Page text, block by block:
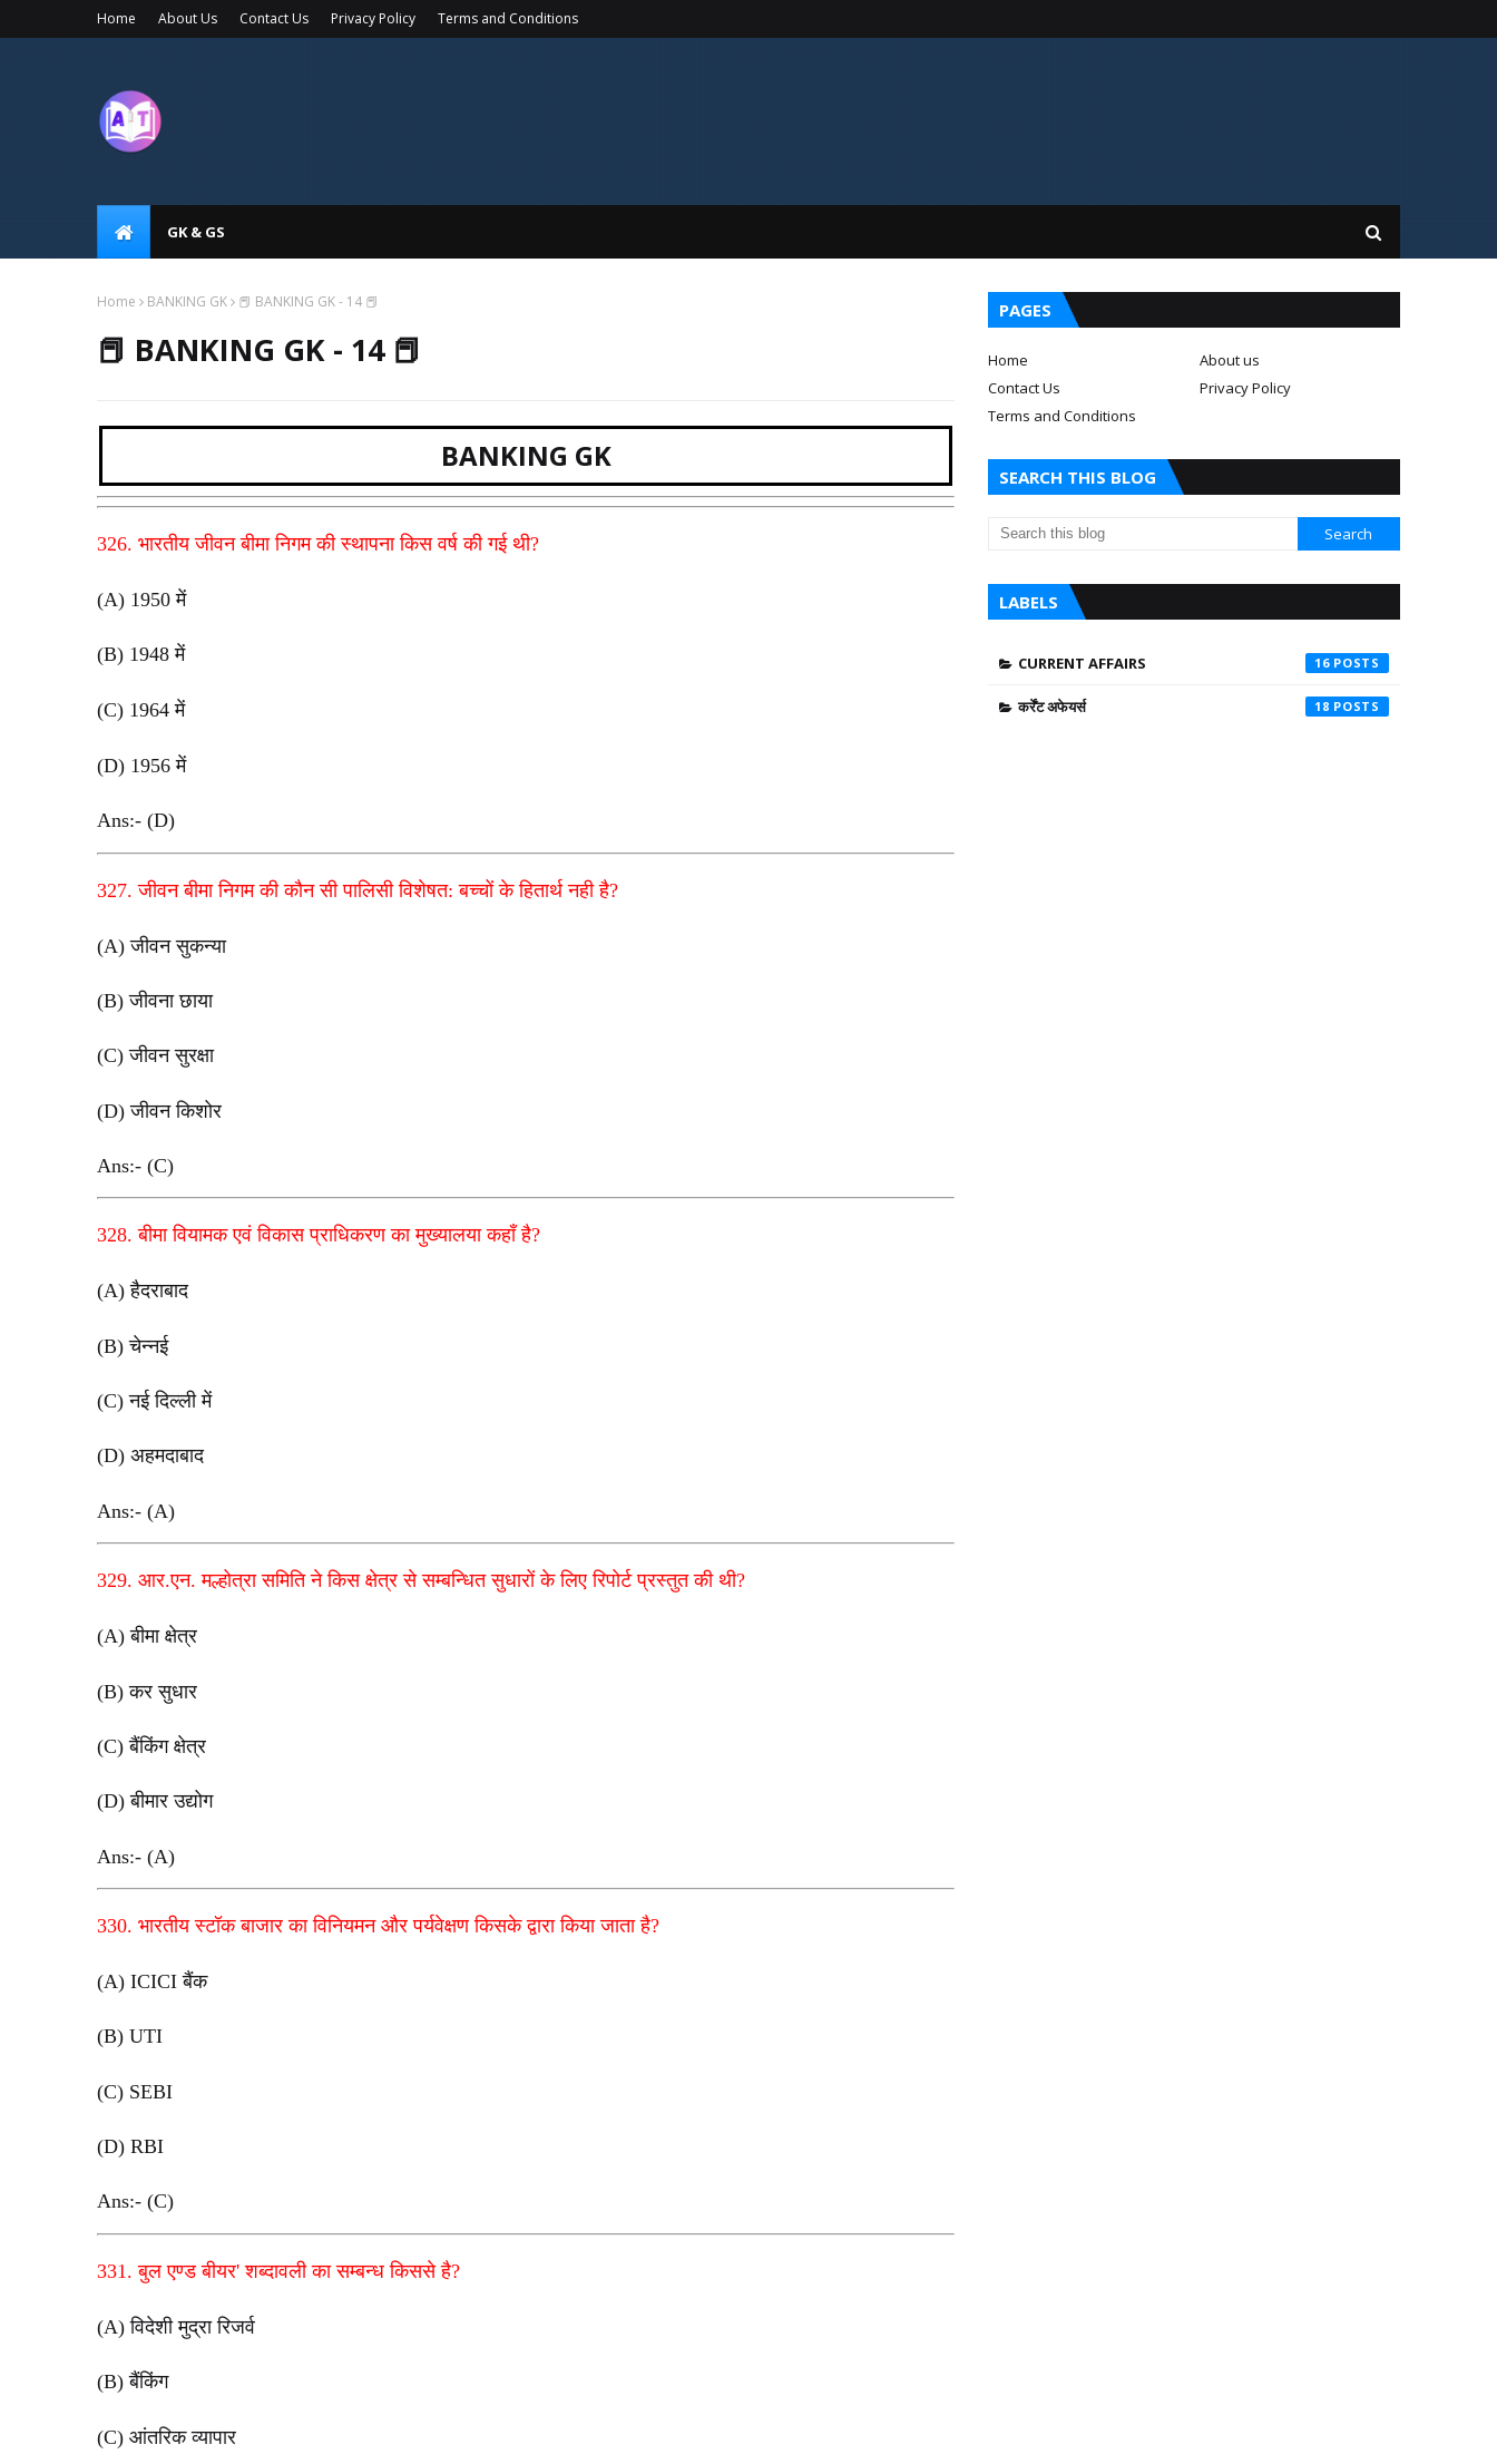
Home About Us Contact Us Privacy Policy Terms and Conditions
GK & GS
Home BANKING GK 📕 BANKING GK - 14 📕
📕 BANKING GK - 14 📕
BANKING GK
326. भारतीय जीवन बीमा निगम की स्थापना किस वर्ष की गई थी?
(A) 1950 में
(B) 1948 में
(C) 1964 में
(D) 1956 में
Ans:- (D)
327. जीवन बीमा निगम की कौन सी पालिसी विशेषत: बच्चों के हितार्थ नही है?
(A) जीवन सुकन्या
(B) जीवना छाया
(C) जीवन सुरक्षा
(D) जीवन किशोर
Ans:- (C)
328. बीमा वियामक एवं विकास प्राधिकरण का मुख्यालया कहाँ है?
(A) हैदराबाद
(B) चेन्नई
(C) नई दिल्ली में
(D) अहमदाबाद
Ans:- (A)
329. आर.एन. मल्होत्रा समिति ने किस क्षेत्र से सम्बन्धित सुधारों के लिए रिपोर्ट प्रस्तुत की थी?
(A) बीमा क्षेत्र
(B) कर सुधार
(C) बैंकिंग क्षेत्र
(D) बीमार उद्योग
Ans:- (A)
330. भारतीय स्टॉक बाजार का विनियमन और पर्यवेक्षण किसके द्वारा किया जाता है?
(A) ICICI बैंक
(B) UTI
(C) SEBI
(D) RBI
Ans:- (C)
331. बुल एण्ड बीयर' शब्दावली का सम्बन्ध किससे है?
(A) विदेशी मुद्रा रिजर्व
(B) बैंकिंग
(C) आंतरिक व्यापार
PAGES
Home
About us
Contact Us
Privacy Policy
Terms and Conditions
SEARCH THIS BLOG
LABELS
CURRENT AFFAIRS 16
कर्रेंट अफेयर्स 18